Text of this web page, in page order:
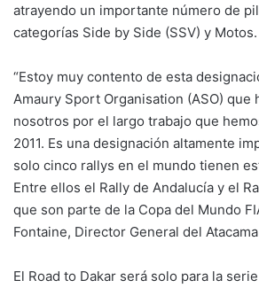
atrayendo un importante número de
categorías Side by Side (SSV) y Motos.
“Estoy muy contento de esta
Amaury Sport Organisation (ASO) que
nosotros por el largo trabajo que
2011. Es una designación altamente
solo cinco rallys en el mundo tienen
Entre ellos el Rally de Andalucía y el
que son parte de la Copa del Mundo
Fontaine, Director General del Atacama
El Road to Dakar será solo para la